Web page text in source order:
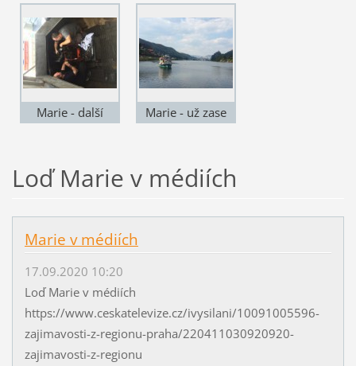
motor
Marie - další
Marie - už zase
Loď Marie v médiích
Marie v médiích
17.09.2020 10:20
Loď Marie v médiích
https://www.ceskatelevize.cz/ivysilani/10091005596-
zajimavosti-z-regionu-praha/220411030920920-
zajimavosti-z-regionu